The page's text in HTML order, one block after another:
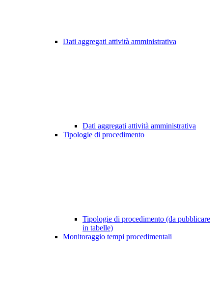
Dati aggregati attività amministrativa
Dati aggregati attività amministrativa
Tipologie di procedimento
Tipologie di procedimento (da pubblicare
in tabelle)
Monitoraggio tempi procedimentali